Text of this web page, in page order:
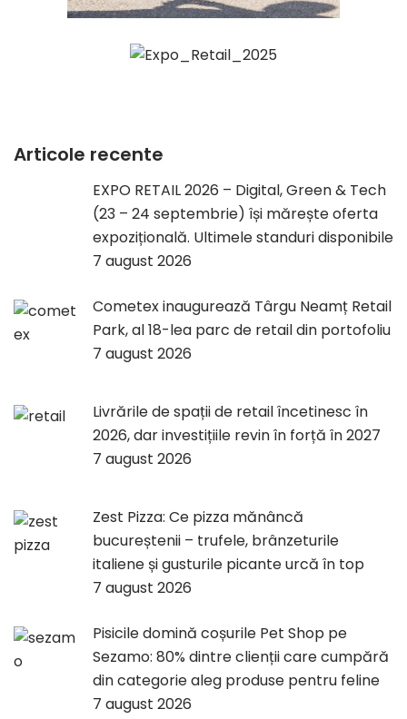
Articole recente
EXPO RETAIL 2026 – Digital, Green & Tech
(23 – 24 septembrie) își mărește oferta
expozițională. Ultimele standuri disponibile
7 august 2026
Cometex inaugurează Târgu Neamț Retail
Park, al 18-lea parc de retail din portofoliu
7 august 2026
Livrările de spații de retail încetinesc în
2026, dar investițiile revin în forță în 2027
7 august 2026
Zest Pizza: Ce pizza mănâncă
bucureștenii – trufele, brânzeturile
italiene și gusturile picante urcă în top
7 august 2026
Pisicile domină coșurile Pet Shop pe
Sezamo: 80% dintre clienții care cumpără
din categorie aleg produse pentru feline
7 august 2026